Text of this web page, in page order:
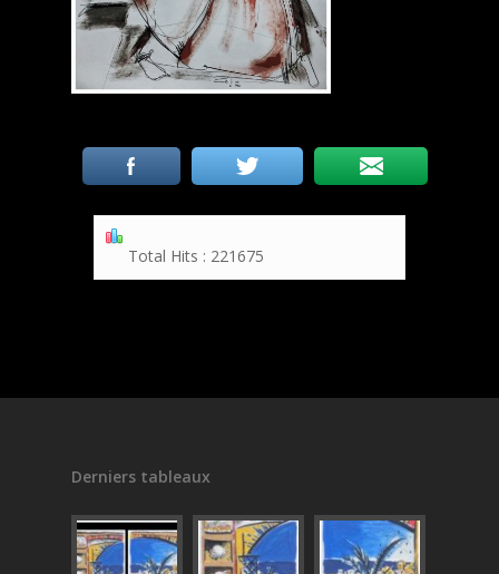
Total Hits : 221675
Derniers tableaux